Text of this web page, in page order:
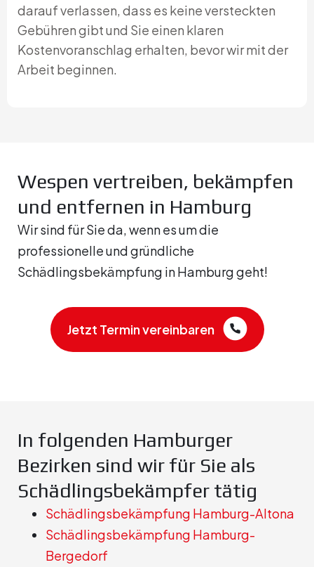
darauf verlassen, dass es keine versteckten
Gebühren gibt und Sie einen klaren
Kostenvoranschlag erhalten, bevor wir mit der
Arbeit beginnen.
Wespen vertreiben, bekämpfen
und entfernen in Hamburg
Wir sind für Sie da, wenn es um die
professionelle und gründliche
Schädlingsbekämpfung in Hamburg geht!
Jetzt Termin vereinbaren
In folgenden Hamburger
Bezirken sind wir für Sie als
Schädlingsbekämpfer tätig
Schädlingsbekämpfung Hamburg-Altona
Schädlingsbekämpfung Hamburg-
Bergedorf